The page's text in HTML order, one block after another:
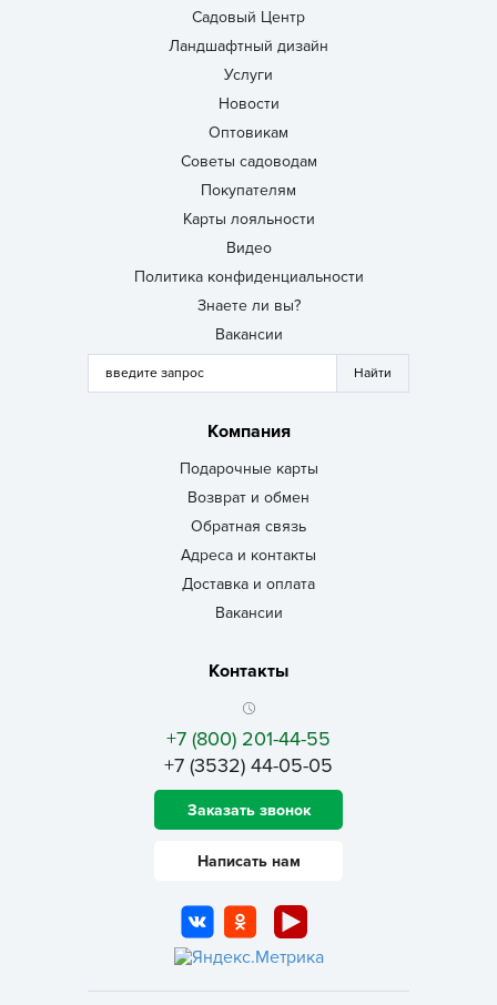
Садовый Центр
Ландшафтный дизайн
Услуги
Новости
Оптовикам
Советы садоводам
Покупателям
Карты лояльности
Видео
Политика конфиденциальности
Знаете ли вы?
Вакансии
Компания
Подарочные карты
Возврат и обмен
Обратная связь
Адреса и контакты
Доставка и оплата
Вакансии
Контакты
+7 (800) 201-44-55
+7 (3532) 44-05-05
Заказать звонок
Написать нам